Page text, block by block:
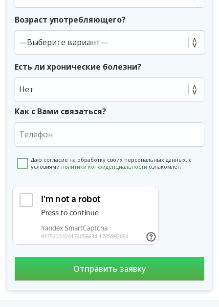
Возраст употребляющего?
Есть ли хронические болезни?
Нет
Как с Вами связаться?
Даю согласие на обработку своих персональных данных, с
условиями политики конфиденциальности ознакомлен